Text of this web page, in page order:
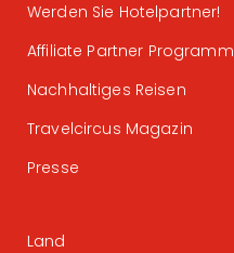
Werden Sie Hotelpartner!
Affiliate Partner Programm
Nachhaltiges Reisen
Travelcircus Magazin
Presse
Land